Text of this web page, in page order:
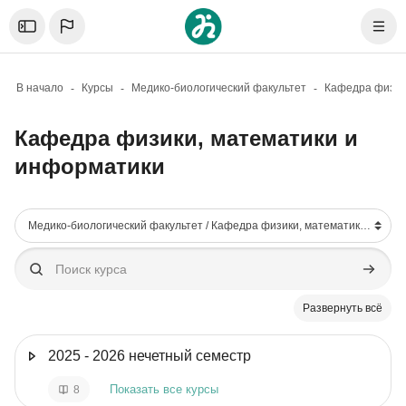
Перейти к основному содержанию
Откройте боковую панель
В начало Курсы Медико-биологический факультет
Кафедра физики, математики и
информатики
Блоки
Категории курсов
Поиск курса Поиск
Развернуть всё
2025 - 2026 нечетный семестр
8 Показать все курсы